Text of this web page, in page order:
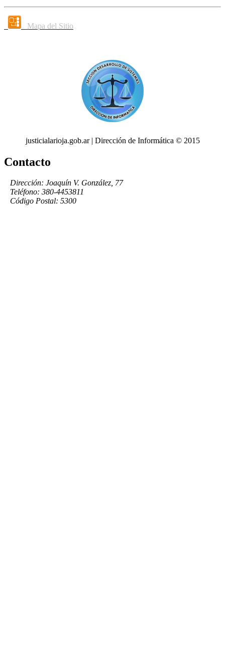
Mapa del Sitio
justicialarioja.gob.ar | Dirección de Informática © 2015
Contacto
Dirección: Joaquín V. González, 77
Teléfono: 380-4453811
Código Postal: 5300